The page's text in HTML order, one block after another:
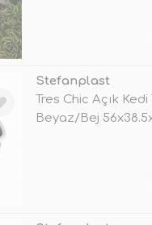
Stefanplast
Tres Chic Açık
Beyaz/Bej